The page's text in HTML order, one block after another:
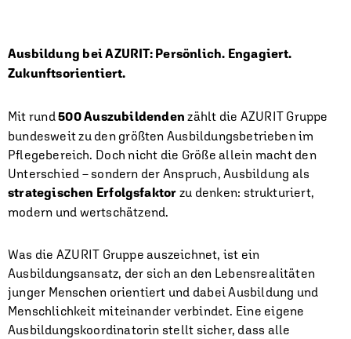
Ausbildung bei AZURIT: Persönlich. Engagiert.
Zukunftsorientiert.
Mit rund500 Auszubildenden zählt die AZURIT Gruppe
bundesweit zu den größten Ausbildungsbetrieben im
Pflegebereich. Doch nicht die Größe allein macht den
Unterschied – sondern der Anspruch, Ausbildung als
strategischen Erfolgsfaktor zu denken: strukturiert,
modern und wertschätzend.
Was die AZURIT Gruppe auszeichnet, ist ein
Ausbildungsansatz, der sich an den Lebensrealitäten
junger Menschen orientiert und dabei Ausbildung und
Menschlichkeit miteinander verbindet. Eine eigene
Ausbildungskoordinatorin stellt sicher, dass alle